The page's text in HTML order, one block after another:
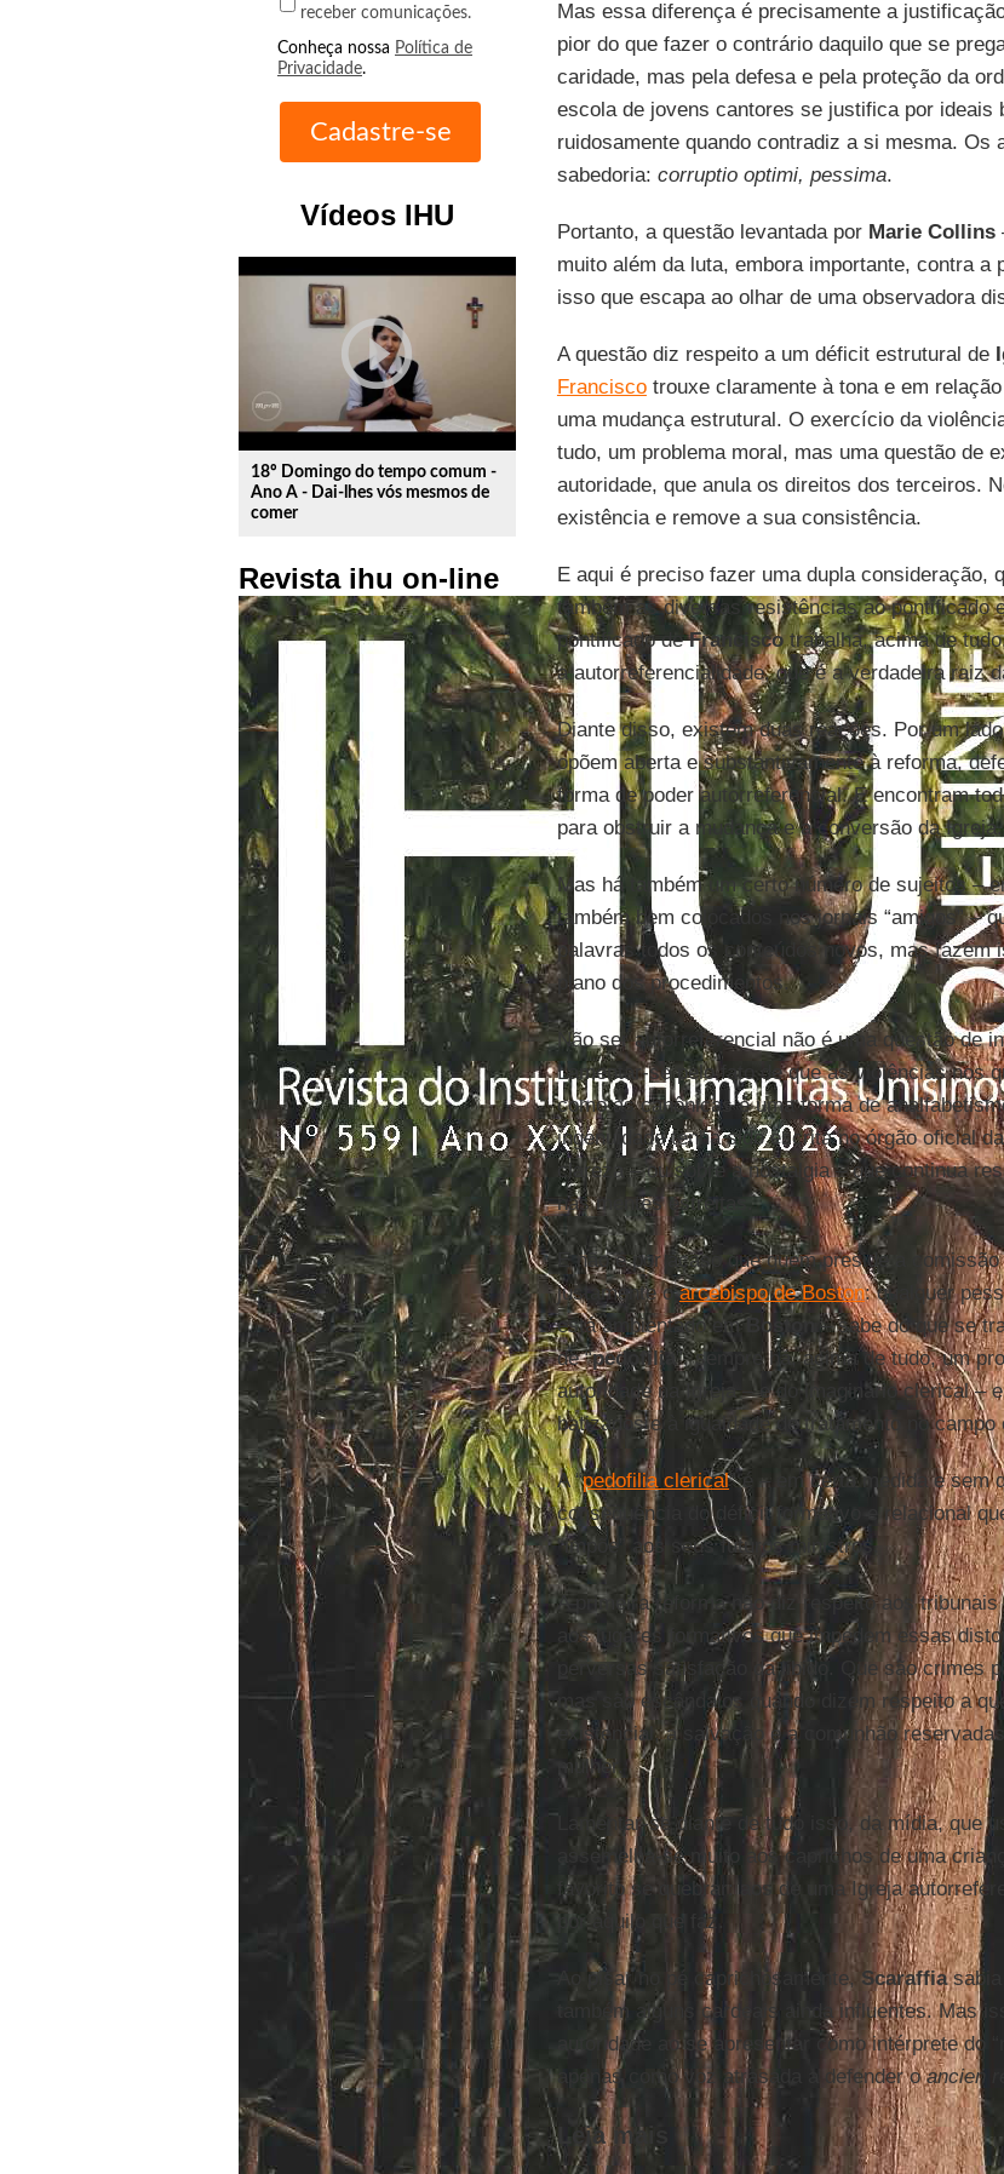
receber comunicações.
Conheça nossa Política de
Privacidade.
Vídeos IHU
play_circle_outline
18º Domingo do tempo comum -
Ano A - Dai-lhes vós mesmos de
comer
Revista ihu on-line
Mas essa diferença é precisamente a
pior do que fazer o contrário daquilo que se
caridade, mas pela defesa e pela proteção da
escola de jovens cantores se justifica por ideais
ruidosamente quando contradiz a si mesma. Os
sabedoria: corruptio optimi, pessima.
Portanto, a questão levantada por Marie Collins
muito além da luta, embora importante, contra a
isso que escapa ao olhar de uma observadora
A questão diz respeito a um déficit estrutural de
Franciscotrouxe claramente à tona e em
uma mudança estrutural. O exercício da
tudo, um problema moral, mas uma questão de
autoridade, que anula os direitos dos terceiros.
existência e remove a sua consistência.
E aqui é preciso fazer uma dupla consideração,
também as diversas resistências ao pontificado
pontificado deFranciscotrabalha, acima de
a autorreferencialidade, que é a verdadeira raiz
Diante disso, existem duas reações. Por um
opõem aberta e substantivamente à reforma,
forma de poder autorreferencial. E encontram
para obstruir a mudança e a conversão da Igreja.
Mas há também um certo número de sujeitos –
também bem colocados nos jornais “amigos” –
palavras todos os conteúdos novos, mas fazem
plano dos procedimentos.
Não ser autorreferencial não é uma questão de
Lamentar-se pelo fato de que as violências nos
como as canônicas é uma forma de
ingenuidade tenha sido escrita no órgão oficial
clareza – ou sobre a nostalgia – que continua
nas mentes estreitas.
E não é por acaso que quem preside a
justamente oarcebispo de Boston: qualquer
está ambientado emBoston
– sabe do que se
de “pedofilia”, sempre há, acima de tudo, um
autoridade na Igreja – e do imaginário clerical –
batizados e à igualdade de tratamento no campo
A “pedofilia clerical” é – em certa medida e sem
consequência do déficit formativo e relacional
“impõe” aos seus futuros ministros.
A primeira reforma não diz respeito aos
aos lugares formativos que impedem essas
perversas satisfação da libido. Que são crimes
mas são escândalos quando dizem respeito a
existencial, a salvação e a comunhão
mulher.
Lamentar-se diante de tudo isso, da mídia, que
assemelha-se muito aos caprichos de uma
favorito se quebrar: aos de uma Igreja
por aquilo que faz.
Ao pisar no pé caprichosamente, Scaraffiasabia
também alguns cardeais ainda influentes. Mas
autoridade ao se apresentar como intérprete do
apenas como voz atrasada a defender oancien
Leia mais